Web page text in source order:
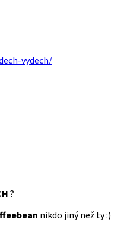
vydech/
?
nikdo jiný než ty :)